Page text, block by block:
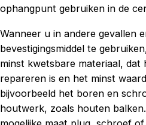
ophangpunt gebruiken in de
Wanneer u in andere gevallen
bevestigingsmiddel te
minst kwetsbare materiaal, dat
repareren is en het minst
bijvoorbeeld het boren en
houtwerk, zoals houten